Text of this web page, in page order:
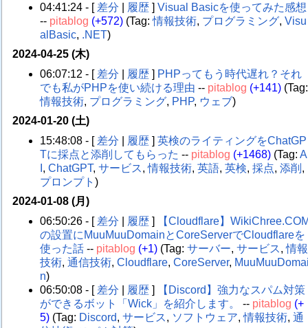
04:41:24 - [ 差分 履歴 ]Visual Basicを使ってみた感想
-- pitablog (+572) (Tag:情報技術, プログラミング,Visu
alBasic, .NET)
2024-04-25 (木)
06:07:12 - [ 差分 履歴 ] PHPってもう時代遅れ？それ
でも私がPHPを使い続ける理由 -- pitablog (+141) (Tag:
情報技術, プログラミング, PHP, ウェブ)
2024-01-20 (土)
15:48:08 - [ 差分 履歴 ]英検のライティングをChatGP
Tに採点と添削してもらった -- pitablog (+1468) (Tag:A
,ChatGPT,サービス,情報技術,英語,英検,採点,添削 ,
プロンプト)
2024-01-08 (月)
06:50:26 - [ 差分 履歴 ]
【Cloudflare】
の設置にMuuMuuDomainとCoreServerでCloudflareを
使った話 -- pitablog (+1) (Tag:サーバー,サービス,情報
技術,通信技術,Cloudflare,CoreServer,
n)
06:50:08 - [ 差分 履歴 ]
【Discord】強力なスパム対策
ができるボット「Wick」を紹介します。
-- pitablog (+
5) (Tag: Discord,サービス, ソフトウェア,情報技術,通